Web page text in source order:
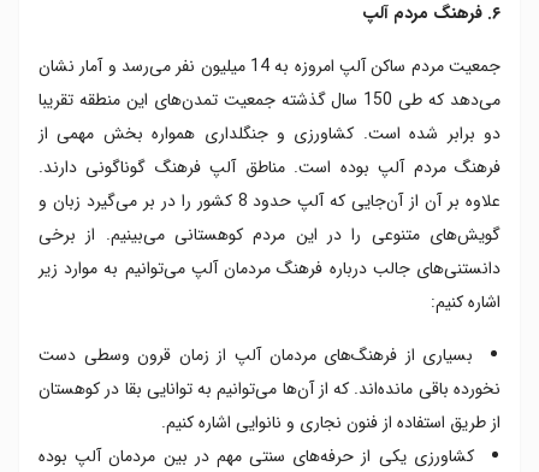
۶. فرهنگ مردم آلپ
جمعیت مردم ساکن آلپ امروزه به 14 میلیون نفر می‌رسد و آمار نشان
می‌دهد که طی 150 سال گذشته جمعیت تمدن‌های این منطقه تقریبا
دو برابر شده است. کشاورزی و جنگلداری همواره بخش مهمی از
فرهنگ مردم آلپ بوده است. مناطق آلپ فرهنگ‌ گوناگونی دارند.
علاوه بر آن از آن‌جایی که آلپ حدود 8 کشور را در بر می‌گیرد زبان و
گویش‌های متنوعی را در این مردم کوهستانی می‌بینیم. از برخی
دانستنی‌های جالب درباره فرهنگ مردمان آلپ می‌توانیم به موارد زیر
اشاره کنیم:
بسیاری از فرهنگ‌های مردمان آلپ از زمان قرون وسطی دست
نخورده باقی مانده‌اند. که از آن‌ها می‌توانیم به توانایی‌ بقا در کوهستان
از طریق استفاده از فنون نجاری و نانوایی اشاره کنیم.
کشاورزی یکی از حرفه‌های سنتی مهم در بین مردمان آلپ بوده